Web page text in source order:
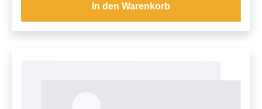
In den Warenkorb